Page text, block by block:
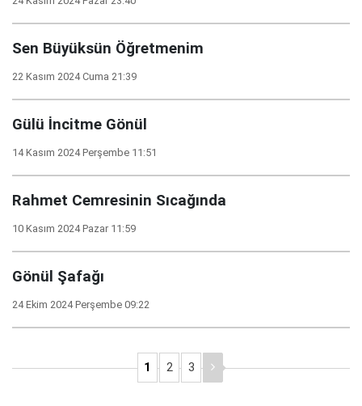
Sen Büyüksün Öğretmenim
22 Kasım 2024 Cuma 21:39
Gülü İncitme Gönül
14 Kasım 2024 Perşembe 11:51
Rahmet Cemresinin Sıcağında
10 Kasım 2024 Pazar 11:59
Gönül Şafağı
24 Ekim 2024 Perşembe 09:22
1 2 3